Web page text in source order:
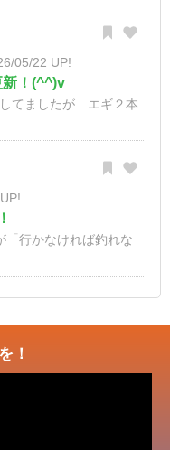
05/22 UP!
新！(^^)v
てましたが…エギ２本
「行かなければ釣れな
！